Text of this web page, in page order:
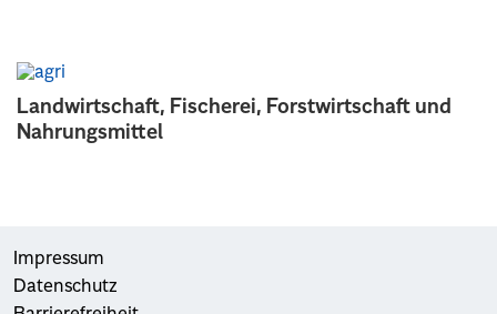
Landwirtschaft, Fischerei, Forstwirtschaft und
Nahrungsmittel
Impressum
Datenschutz